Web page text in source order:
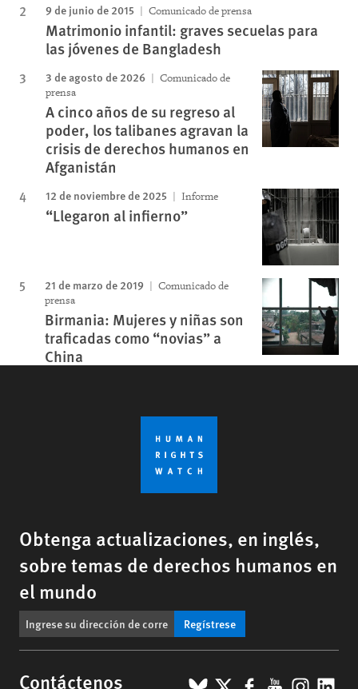
9 de junio de 2015 Comunicado de prensa
Matrimonio infantil: graves secuelas para
las jóvenes de Bangladesh
3 de agosto de 2026
Comunicado de
prensa
A cinco años de su regreso al
poder, los talibanes agravan la
crisis de derechos humanos en
Afganistán
12 de noviembre de 2025 Informe
“Llegaron al infierno”
21 de marzo de 2019
Comunicado de
prensa
Birmania: Mujeres y niñas son
traficadas como “novias” a
China
Obtenga actualizaciones, en inglés,
sobre temas de derechos humanos en
el mundo
Regístrese
Contáctenos